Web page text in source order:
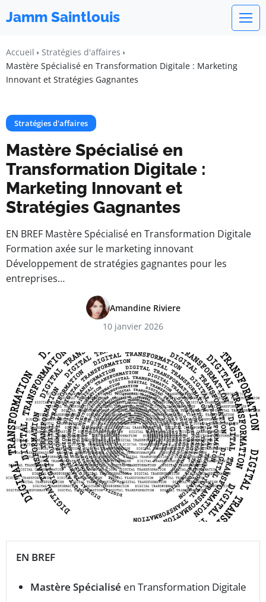
Jamm Saintlouis
Accueil
Stratégies d'affaires
Mastère Spécialisé en Transformation Digitale : Marketing
Innovant et Stratégies Gagnantes
Stratégies d'affaires
Mastère Spécialisé en
Transformation Digitale :
Marketing Innovant et
Stratégies Gagnantes
EN BREF Mastère Spécialisé en Transformation Digitale
Formation axée sur le marketing innovant
Développement de stratégies gagnantes pour les
entreprises…
Amandine Riviere
10 janvier 2026
EN BREF
Mastère Spécialisé en Transformation Digitale